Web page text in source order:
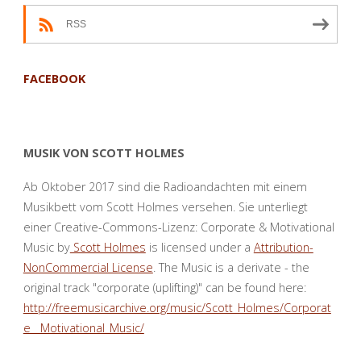
RSS
FACEBOOK
MUSIK VON SCOTT HOLMES
Ab Oktober 2017 sind die Radioandachten mit einem
Musikbett vom Scott Holmes versehen. Sie unterliegt
einer Creative-Commons-Lizenz: Corporate & Motivational
Music byScott Holmes is licensed under a Attribution-
NonCommercial License. The Music is a derivate - the
original track "corporate (uplifting)" can be found here:
http://freemusicarchive.org/music/Scott_Holmes/Corporat
e__Motivational_Music/